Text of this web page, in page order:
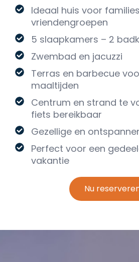
Ideaal huis voor
vriendengroepen
5 slaapkamers – 2
Zwembad en jacuzzi
Terras en barbecue
maaltijden
Centrum en strand te
fiets bereikbaar
Gezellige en
Perfect voor een
vakantie
Nu